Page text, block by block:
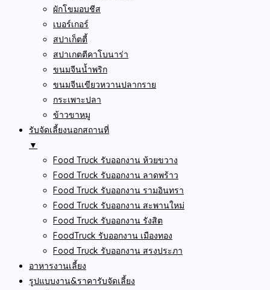
ผักโขมอบชีส
เบอร์เกอร์
สปาเก็ตตี้
สปาเกตตีคาโบนาร่า
ขนมจีนน้ำพริก
ขนมจีนเขียวหวานปลากราย
กระเพาะปลา
ข้าวขาหมู
รับจัดเลี้ยงนอกสถานที่
▼
Food Truck รับออกงาน ห้วยขวาง
Food Truck รับออกงาน ลาดพร้าว
Food Truck รับออกงาน รามอินทรา
Food Truck รับออกงาน สะพานใหม่
Food Truck รับออกงาน รังสิต
FoodTruck รับออกงาน เมืองทอง
Food Truck รับออกงาน สรงประภา
อาหารงานเลี้ยง
รูปแบบงาน&ราคารับจัดเลี้ยง